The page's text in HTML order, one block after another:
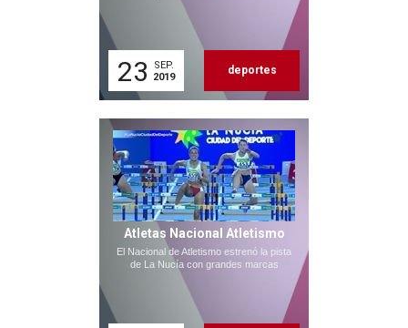
23
SEP.
2019
deportes
Atletas Nacional Atletismo
El Nacional de Atletismo estrenó la pista
de La Nucía con grandes marcas